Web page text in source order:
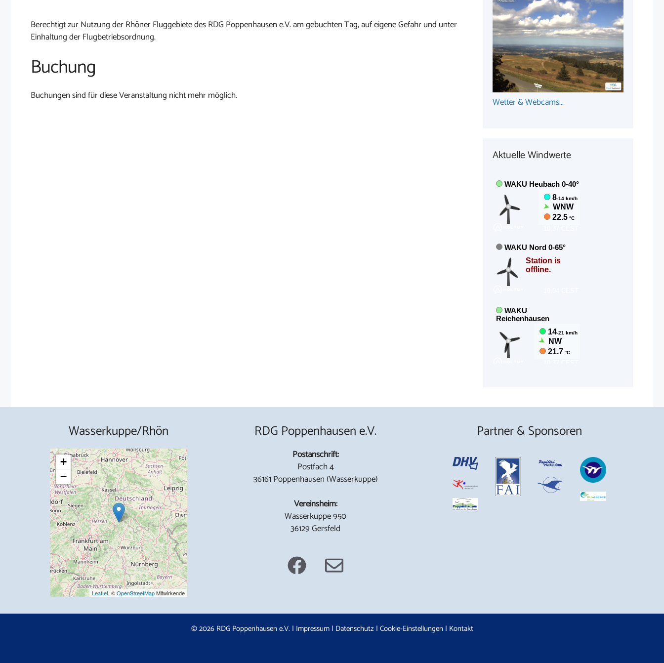
Berechtigt zur Nutzung der Rhöner Fluggebiete des RDG Poppenhausen e.V. am gebuchten Tag, auf eigene Gefahr und unter
Einhaltung der Flugbetriebsordnung.
Buchung
Buchungen sind für diese Veranstaltung nicht mehr möglich. Wetter & Webcams...
Aktuelle Windwerte
Wasserkuppe/Rhön
+
−
Leaflet, ©OpenStreetMapMitwirkende
RDG Poppenhausen e.V.
Postanschrift:
Postfach 4
36161 Poppenhausen (Wasserkuppe)
Vereinsheim:
Wasserkuppe 950
36129 Gersfeld
Partner & Sponsoren
© 2026 RDG Poppenhausen e.V. | Impressum| Datenschutz | Cookie-Einstellungen | Kontakt